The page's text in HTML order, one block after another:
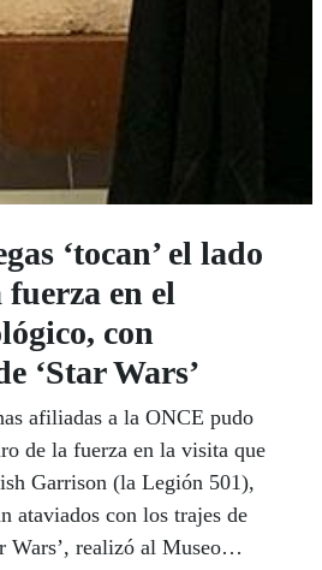
‘tocan’ el lado
fuerza en el
con
‘Star Wars’
afiliadas a la ONCE pudo
de la fuerza en la visita que
Garrison (la Legión 501),
ataviados con los trajes de
Wars’, realizó al Museo